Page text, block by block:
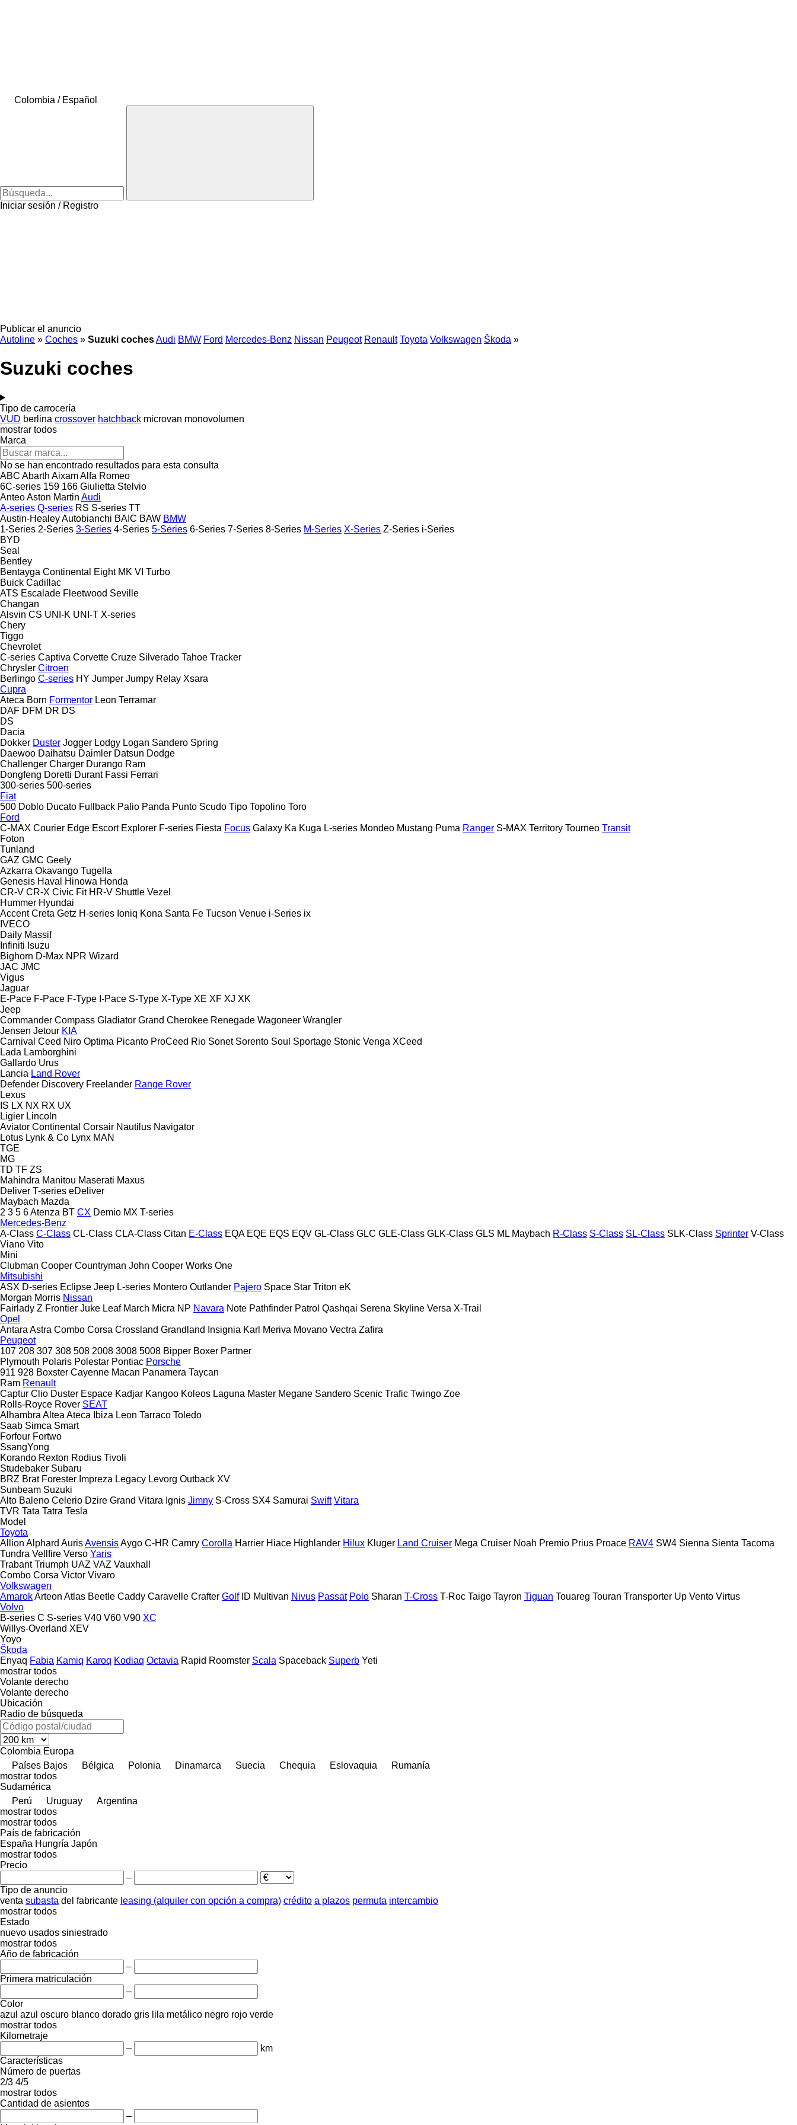
Colombia / Español
Iniciar sesión / Registro
Publicar el anuncio
Autoline » Coches » Suzuki cochesAudi BMW Ford Mercedes-Benz Nissan Peugeot Renault Toyota Volkswagen Škoda »
Suzuki coches
Tipo de carrocería
VUD berlina crossover hatchback microvan monovolumen
mostrar todos
Marca
No se han encontrado resultados para esta consulta
ABC Abarth AixamAlfa Romeo
6C-series 159 166 Giulietta Stelvio
AnteoAston Martin Audi
A-series Q-series RS S-series TT
Austin-HealeyAutobianchi BAIC BAW BMW
1-Series 2-Series 3-Series 4-Series 5-Series 6-Series 7-Series 8-Series M-Series X-Series Z-Series i-Series
BYD
Seal
Bentley
Bentayga Continental Eight MK VI Turbo
Buick Cadillac
ATS Escalade Fleetwood Seville
Changan
Alsvin CS UNI-K UNI-T X-series
Chery
Tiggo
Chevrolet
C-series Captiva Corvette Cruze Silverado Tahoe Tracker
Chrysler Citroen
Berlingo C-series HY Jumper Jumpy Relay Xsara
Cupra
Ateca Born Formentor Leon Terramar
DAF DFM DR DS
DS
Dacia
Dokker Duster Jogger Lodgy Logan Sandero Spring
Daewoo Daihatsu Daimler Datsun Dodge
Challenger Charger Durango Ram
Dongfeng Doretti Durant Fassi Ferrari
300-series 500-series
Fiat
500 Doblo Ducato Fullback Palio Panda Punto Scudo Tipo Topolino Toro
Ford
C-MAX Courier Edge Escort Explorer F-series Fiesta Focus Galaxy Ka Kuga L-series Mondeo Mustang Puma Ranger S-MAX Territory Tourneo Transit
Foton
Tunland
GAZ GMC Geely
Azkarra Okavango Tugella
Genesis Haval Hinowa Honda
CR-V CR-X Civic Fit HR-V Shuttle Vezel
Hummer Hyundai
Accent Creta Getz H-series Ioniq Kona Santa Fe Tucson Venue i-Series ix
IVECO
Daily Massif
Infiniti Isuzu
Bighorn D-Max NPR Wizard
JAC JMC
Vigus
Jaguar
E-Pace F-Pace F-Type I-Pace S-Type X-Type XE XF XJ XK
Jeep
Commander Compass Gladiator Grand Cherokee Renegade Wagoneer Wrangler
Jensen Jetour KIA
Carnival Ceed Niro Optima Picanto ProCeed Rio Sonet Sorento Soul Sportage Stonic Venga XCeed
Lada Lamborghini
Gallardo Urus
Lancia Land Rover
Defender Discovery Freelander Range Rover
Lexus
IS LX NX RX UX
Ligier Lincoln
Aviator Continental Corsair Nautilus Navigator
Lotus Lynk & Co Lynx MAN
TGE
MG
TD TF ZS
Mahindra Manitou Maserati Maxus
Deliver T-series eDeliver
Maybach Mazda
2 3 5 6Atenza BT CX Demio MX T-series
Mercedes-Benz
A-Class C-Class CL-Class CLA-Class Citan E-Class EQA EQE EQS EQV GL-Class GLC GLE-Class GLK-Class GLS ML Maybach R-Class S-Class SL-Class SLK-Class Sprinter V-Class
Viano Vito
Mini
Clubman Cooper Countryman John Cooper Works One
Mitsubishi
ASX D-series Eclipse Jeep L-series Montero Outlander Pajero Space Star Triton eK
Morgan Morris Nissan
Fairlady Z Frontier Juke Leaf March Micra NP Navara Note Pathfinder Patrol Qashqai Serena Skyline Versa X-Trail
Opel
Antara Astra Combo Corsa Crossland Grandland Insignia Karl Meriva Movano Vectra Zafira
Peugeot
107 208 307 308 508 2008 3008 5008 Bipper Boxer Partner
Plymouth Polaris Polestar Pontiac Porsche
911 928 Boxster Cayenne Macan Panamera Taycan
Ram Renault
Captur Clio Duster Espace Kadjar Kangoo Koleos Laguna Master Megane Sandero Scenic Trafic Twingo Zoe
Rolls-Royce Rover SEAT
Alhambra Altea Ateca Ibiza Leon Tarraco Toledo
Saab Simca Smart
Forfour Fortwo
SsangYong
Korando Rexton Rodius Tivoli
Studebaker Subaru
BRZ Brat Forester Impreza Legacy Levorg Outback XV
Sunbeam Suzuki
Alto Baleno Celerio Dzire Grand Vitara Ignis Jimny S-Cross SX4 Samurai Swift Vitara
TVR Tata Tatra Tesla
Model
Toyota
Allion Alphard AurisAvensisAygo C-HR Camry Corolla Harrier Hiace Highlander Hilux Kluger Land Cruiser Mega Cruiser Noah Premio Prius Proace RAV4 SW4 Sienna Sienta Tacoma
Tundra Vellfire Verso Yaris
Trabant Triumph UAZ VAZ Vauxhall
Combo Corsa Victor Vivaro
Volkswagen
AmarokArteon Atlas Beetle Caddy Caravelle Crafter Golf ID Multivan Nivus Passat Polo Sharan T-Cross T-Roc Taigo Tayron Tiguan Touareg Touran Transporter Up Vento Virtus
Volvo
B-series C S-series V40 V60 V90 XC
Willys-Overland XEV
Yoyo
Škoda
Enyaq Fabia Kamiq Karoq Kodiaq Octavia Rapid Roomster Scala Spaceback Superb Yeti
mostrar todos
Volante derecho
Volante derecho
Ubicación
Radio de búsqueda
Colombia Europa
Países Bajos
Bélgica Polonia Dinamarca Suecia Chequia Eslovaquia
Rumanía
mostrar todos
Sudamérica
Perú
Uruguay
Argentina
mostrar todos
mostrar todos
País de fabricación
España Hungría Japón
mostrar todos
Precio
–
Tipo de anuncio
venta subasta del fabricante leasing (alquiler con opción a compra) crédito a plazos permuta intercambio
mostrar todos
Estado
nuevo usados siniestrado
mostrar todos
Año de fabricación
–
Primera matriculación
–
Color
azul azul oscuro blanco dorado gris lila metálico negro rojo verde
mostrar todos
Kilometraje
–
km
Características
Número de puertas
2/3 4/5
mostrar todos
Cantidad de asientos
–